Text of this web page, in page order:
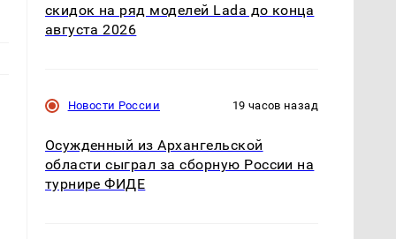
скидок на ряд моделей Lada до конца
августа 2026
Новости России 19 часов назад
Осужденный из Архангельской
области сыграл за сборную России на
турнире ФИДЕ